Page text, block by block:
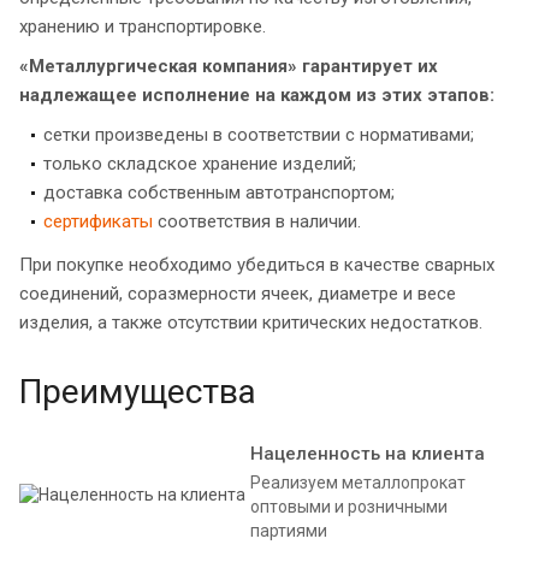
хранению и транспортировке.
«Металлургическая компания» гарантирует их
надлежащее исполнение на каждом из этих этапов:
сетки произведены в соответствии с нормативами;
только складское хранение изделий;
доставка собственным автотранспортом;
сертификаты соответствия в наличии.
При покупке необходимо убедиться в качестве сварных
соединений, соразмерности ячеек, диаметре и весе
изделия, а также отсутствии критических недостатков.
Преимущества
Нацеленность на клиента
Реализуем металлопрокат
оптовыми и розничными
партиями